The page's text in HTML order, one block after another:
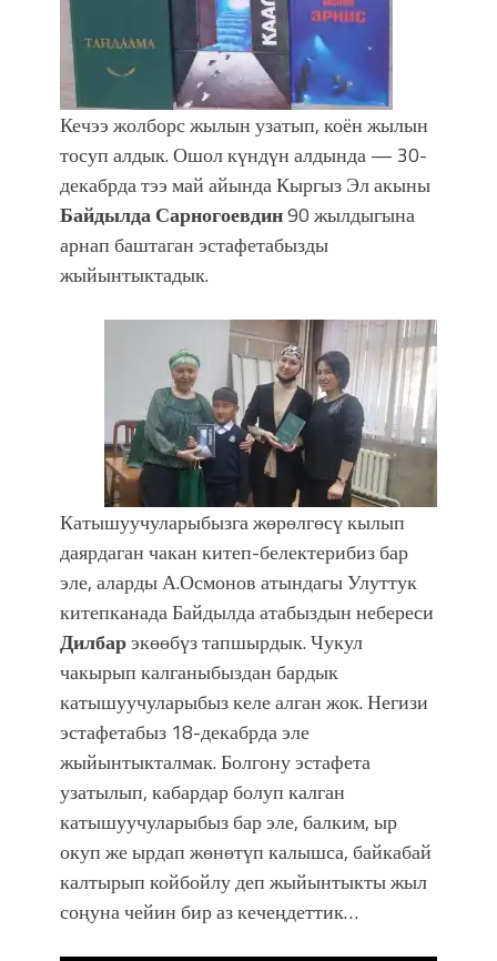
жолугушууга келиңиз! (Дарек. Видео)
Кечээ жолборс жылын узатып, коён жылын
тосуп алдык. Ошол күндүн алдында — 30-
декабрда тээ май айында Кыргыз Эл акыны
Байдылда Сарногоевдин90 жылдыгына
арнап баштаган эстафетабызды
жыйынтыктадык.
Катышуучуларыбызга жөрөлгөсү кылып
даярдаган чакан китеп-белектерибиз бар
эле, аларды А.Осмонов атындагы Улуттук
китепканада Байдылда атабыздын небереси
Дилбарэкөөбүз тапшырдык. Чукул
чакырып калганыбыздан бардык
катышуучуларыбыз келе алган жок. Негизи
эстафетабыз 18-декабрда эле
жыйынтыкталмак. Болгону эстафета
узатылып, кабардар болуп калган
катышуучуларыбыз бар эле, балким, ыр
окуп же ырдап жөнөтүп калышса, байкабай
калтырып койбойлу деп жыйынтыкты жыл
соңуна чейин бир аз кечеңдеттик…